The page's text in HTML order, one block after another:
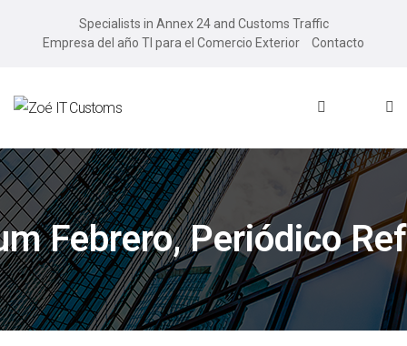
Specialists in Annex 24 and Customs Traffic
Empresa del año TI para el Comercio Exterior
Contacto
Febrero, Periódico